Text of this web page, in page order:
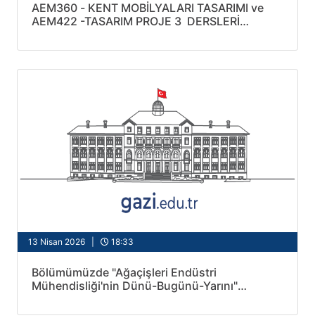
AEM360 - KENT MOBİLYALARI TASARIMI ve
AEM422 -TASARIM PROJE 3 DERSLERİ
13 Nisan 2026 | 18:33
Bölümümüzde "Ağaçişleri Endüstri
Mühendisliği'nin Dünü-Bugünü-Yarını"